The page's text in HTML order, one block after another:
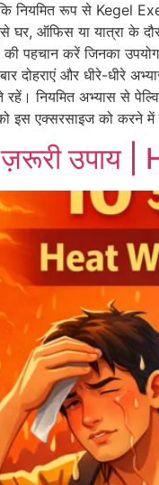
कि नियमित रूप से
ऑफिस या यात्रा के
पहचान करें जिनका
और धीरे-धीरे
नियमित अभ्यास से
एक्सरसाइज को करने में
उपाय